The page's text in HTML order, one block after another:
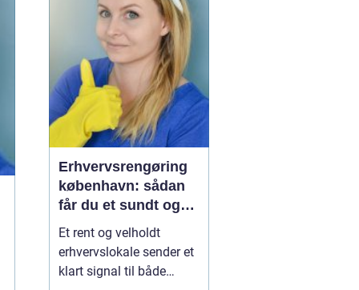
spørgsmål om
beliggenhed, ...
Erhvervsrengøring
københavn: sådan
får du et sundt og
professionelt
arbejdsmiljø
Et rent og velholdt
erhvervslokale sender et
klart signal til både